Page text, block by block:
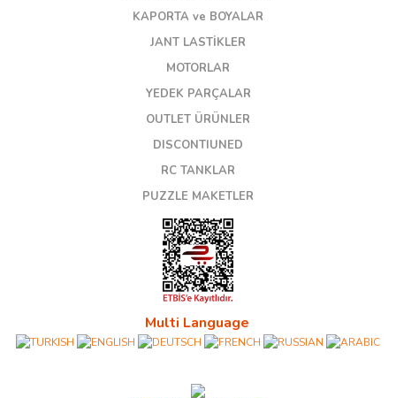
KAPORTA ve BOYALAR
JANT LASTİKLER
MOTORLAR
YEDEK PARÇALAR
OUTLET ÜRÜNLER
DISCONTIUNED
RC TANKLAR
PUZZLE MAKETLER
Multi Language